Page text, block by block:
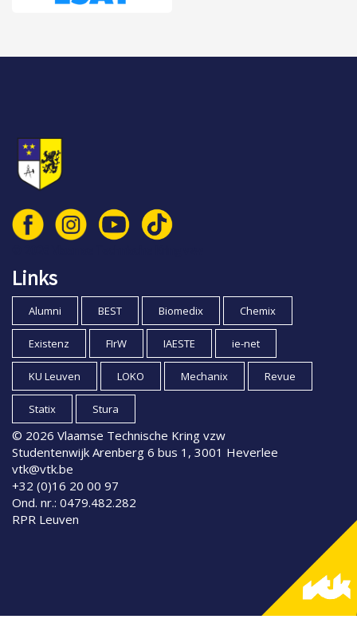
Links
Alumni BEST Biomedix Chemix
Existenz FIrW IAESTE ie-net
KU Leuven LOKO Mechanix Revue
Statix Stura
© 2026 Vlaamse Technische Kring vzw
Studentenwijk Arenberg 6 bus 1, 3001 Heverlee
vtk@vtk.be
+32 (0)16 20 00 97
Ond. nr.: 0479.482.282
RPR Leuven